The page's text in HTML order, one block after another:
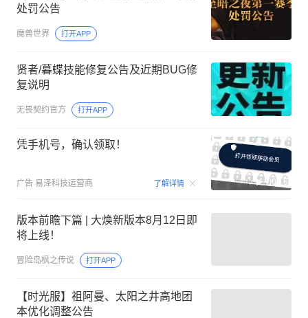
处罚公告
魔兽世界 打开APP
贤者/暮蝶技能修复公告及近期BUG修
复说明
无畏契约官方 打开APP
凭手机号，确认领取！
广告 易泽科技运营商 了解详情 00:15
版本前瞻下篇 | 大焕新版本8月12日即
将上线！
冒险岛枫之传说 打开APP
【时光服】祖阿曼、太阳之井高地团
本优化调整公告